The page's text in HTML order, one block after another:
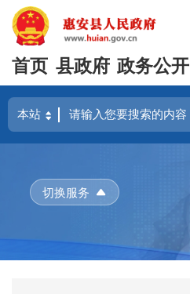
首页 县政府 政务公开
切换服务